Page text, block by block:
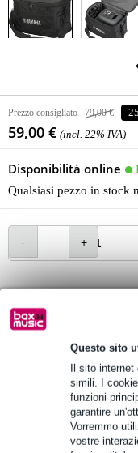
Questo sito
Il sito
simili. I
funzioni
garantire
Vorremmo
vostre
Prezzo consigliato 79,00 € -
59,00 € (incl. 22% IVA)
Disponibilità online
Qualsiasi pezzo in stock
Oltre 48.000 articoli
1.250 marchi leader
Informazioni sul
Specifiche complete